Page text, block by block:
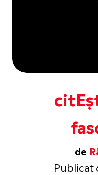
de
Publicat